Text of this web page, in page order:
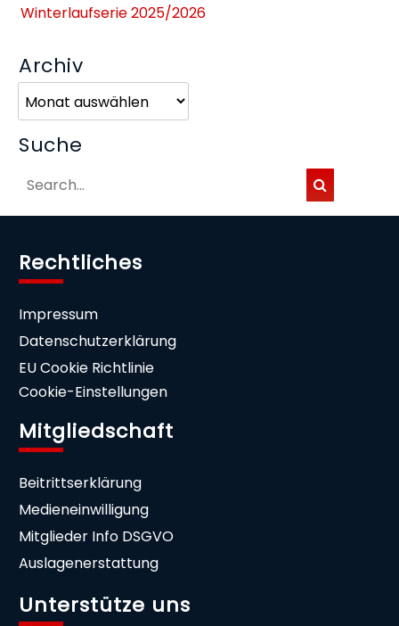
Winterlaufserie 2025/2026
Archiv
Suche
Rechtliches
Impressum
Datenschutzerklärung
EU Cookie Richtlinie
Cookie-Einstellungen
Mitgliedschaft
Beitrittserklärung
Medieneinwilligung
Mitglieder Info DSGVO
Auslagenerstattung
Unterstütze uns